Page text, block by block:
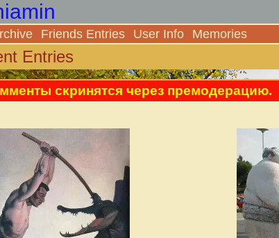
Friends Entries User Info Memories
Entries
скринятся через премодерацию.